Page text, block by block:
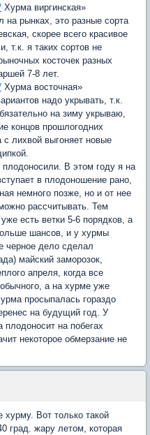
Хурма виргинская»
рынках, это разные сорта
скорее всего красивое
т.к. я таких сортов не
косточек разных
7-8 лет.
Хурма восточная»
надо укрывать, т.к.
на зиму укрываю,
концов прошлогодних
с лихвой выгоняет новые
плодоносили. В этом году я на
в плодоношение рано,
немного позже, но и от нее
рассчитывать. Тем
есть ветки 5-6 порядков, а
шансов, и у хурмы
черное дело сделал
майский заморозок,
апреля, когда все
а на хурме уже
просыпалась гораздо
на будущий год. У
на побегах
некоторое обмерзание не
хурму. Вот только такой
град. жару летом, которая